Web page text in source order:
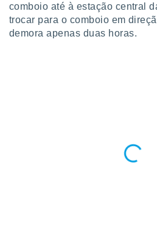
comboio até à estação central
trocar para o comboio em
demora apenas duas horas.